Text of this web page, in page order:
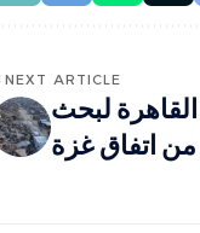
NEXT ARTICLE
لبحث
من اتفاق غزة